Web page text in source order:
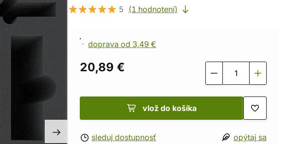
5 (1 hodnotení)
doprava od 3,49 €
20,89 €
vlož do košíka
sleduj dostupnosť opýtaj sa